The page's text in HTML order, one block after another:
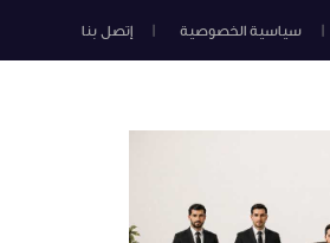
سياسية الخصوصية إتصل بنا